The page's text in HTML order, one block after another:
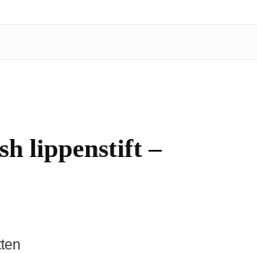
lippenstift –